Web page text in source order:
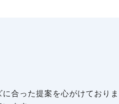
合った提案を心がけており